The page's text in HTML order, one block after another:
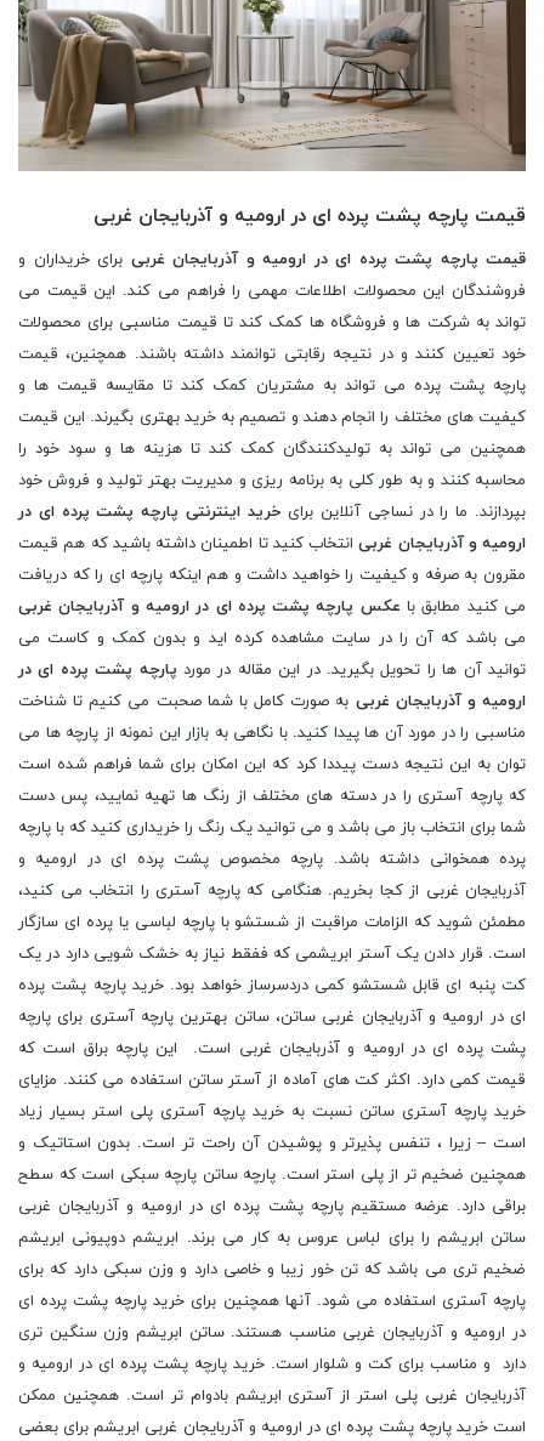
قیمت پارچه پشت پرده ای در ارومیه و آذربایجان غربی
قیمت پارچه پشت پرده ای در ارومیه و آذربایجان غربی برای خریداران و
فروشندگان این محصولات اطلاعات مهمی را فراهم می کند. این قیمت می
تواند به شرکت ها و فروشگاه ها کمک کند تا قیمت مناسبی برای محصولات
خود تعیین کنند و در نتیجه رقابتی توانمند داشته باشند. همچنین، قیمت
پارچه پشت پرده می تواند به مشتریان کمک کند تا مقایسه قیمت ها و
کیفیت های مختلف را انجام دهند و تصمیم به خرید بهتری بگیرند. این قیمت
همچنین می تواند به تولیدکنندگان کمک کند تا هزینه ها و سود خود را
محاسبه کنند و به طور کلی به برنامه ریزی و مدیریت بهتر تولید و فروش خود
بپردازند. ما را در نساجی آنلاین برای خرید اینترنتی پارچه پشت پرده ای در
ارومیه و آذربایجان غربیانتخاب کنید تا اطمینان داشته باشید که هم قیمت
مقرون به صرفه و کیفیت را خواهید داشت و هم اینکه پارچه ای را که دریافت
می کنید مطابق با عکس پارچه پشت پرده ای در ارومیه و آذربایجان غربی
می باشد که آن را در سایت مشاهده کرده اید و بدون کمک و کاست می
توانید آن ها را تحویل بگیرید. در این مقاله در مورد پارچه پشت پرده ای در
ارومیه و آذربایجان غربی به صورت کامل با شما صحبت می کنیم تا شناخت
مناسبی را در مورد آن ها پیدا کنید. با نگاهی به بازار این نمونه از پارچه ها می
توان به این نتیجه دست پیددا کرد که این امکان برای شما فراهم شده است
که پارچه آستری را در دسته های مختلف از رنگ ها تهیه نمایید، پس دست
شما برای انتخاب باز می باشد و می توانید یک رنگ را خریداری کنید که با پارچه
پرده همخوانی داشته باشد. پارچه مخصوص پشت پرده ای در ارومیه و
آذربایجان غربی از کجا بخریم. هنگامی که پارچه آستری را انتخاب می کنید،
مطمئن شوید که الزامات مراقبت از شستشو با پارچه لباسی یا پرده ای سازگار
است. قرار دادن یک آستر ابریشمی که ففقط نیاز به خشک شویی دارد در یک
کت پنبه ای قابل شستشو کمی دردسرساز خواهد بود. خرید پارچه پشت پرده
ای در ارومیه و آذربایجان غربی ساتن، ساتن بهترین پارچه آستری برای پارچه
پشت پرده ای در ارومیه و آذربایجان غربی است. این پارچه براق است که
قیمت کمی دارد. اکثر کت های آماده از آستر ساتن استفاده می کنند. مزایای
خرید پارچه آستری ساتن نسبت به خرید پارچه آستری پلی استر بسیار زیاد
است – زیرا ، تنفس پذیرتر و پوشیدن آن راحت تر است. بدون استاتیک و
همچنین ضخیم تر از پلی استر است. پارچه ساتن پارچه سبکی است که سطح
براقی دارد. عرضه مستقیم پارچه پشت پرده ای در ارومیه و آذربایجان غربی
ساتن ابریشم را برای لباس عروس به کار می برند. ابریشم دوپیونی ابریشم
ضخیم تری می باشد که تن خور زیبا و خاصی دارد و وزن سبکی دارد که برای
پارچه آستری استفاده می شود. آنها همچنین برای خرید پارچه پشت پرده ای
در ارومیه و آذربایجان غربی مناسب هستند. ساتن ابریشم وزن سنگین تری
دارد و مناسب برای کت و شلوار است. خرید پارچه پشت پرده ای در ارومیه و
آذربایجان غربی پلی استر از آستری ابریشم بادوام تر است. همچنین ممکن
است خرید پارچه پشت پرده ای در ارومیه و آذربایجان غربی ابریشم برای بعضی